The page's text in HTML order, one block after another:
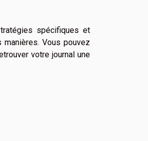
spécifiques et
Vous pouvez
votre journal une